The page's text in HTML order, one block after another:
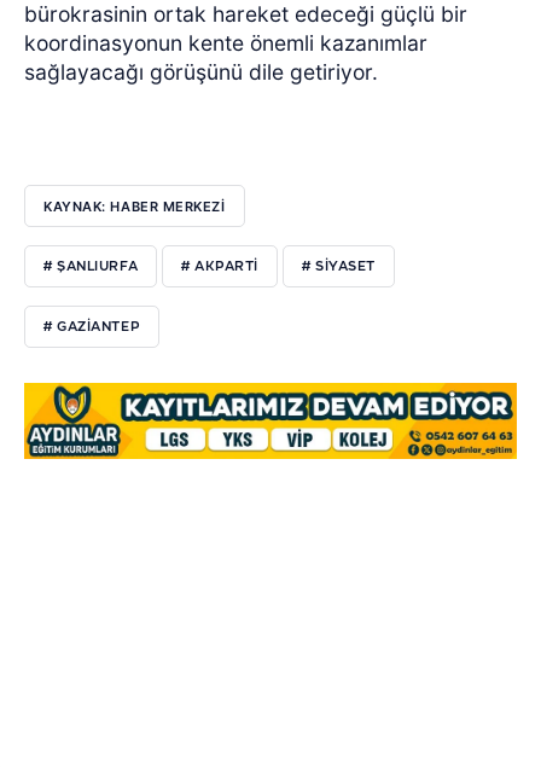
bürokrasinin ortak hareket edeceği güçlü bir
koordinasyonun kente önemli kazanımlar
sağlayacağı görüşünü dile getiriyor.
KAYNAK: HABER MERKEZİ
# ŞANLIURFA # AKPARTI # SIYASET
# GAZIANTEP